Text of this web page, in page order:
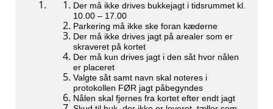
Der må ikke drives bukkejagt i tidsrummet kl.
10.00 – 17.00
Parkering må ikke ske foran kæderne
Der må ikke drives jagt på arealer som er
skraveret på kortet
Der må kun drives jagt i den såt hvor nålen
er placeret
Valgte såt samt navn skal noteres i
protokollen FØR jagt påbegyndes
Nålen skal fjernes fra kortet efter endt jagt